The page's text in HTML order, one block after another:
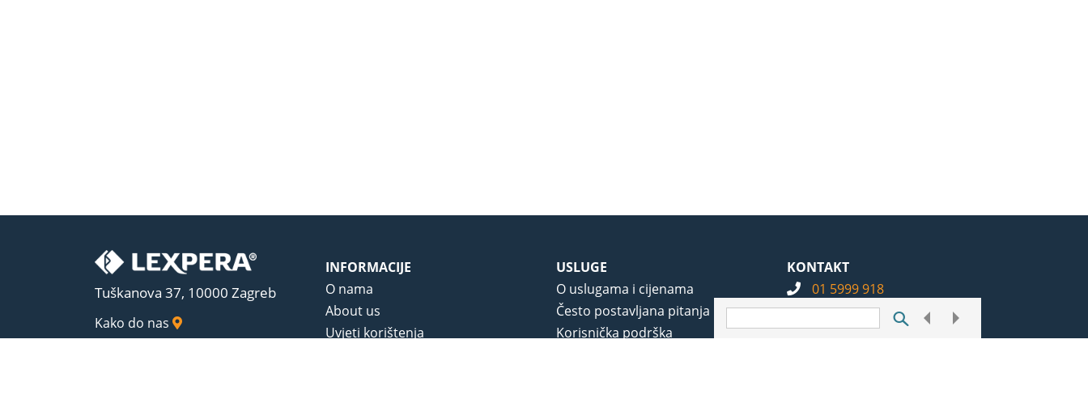
Tuškanova 37, 10000 Zagreb
Kako do nas
INFORMACIJE
O nama
About us
Uvjeti korištenja
USLUGE
O uslugama i cijenama
Često postavljana pitanja
Korisnička podrška
KONTAKT
01 5999 918
info@notarius.hr